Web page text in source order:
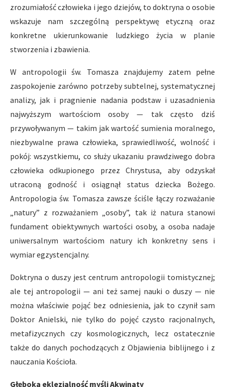
zrozumiałość człowieka i jego dziejów, to doktryna o osobie
wskazuje nam szczególną perspektywę etyczną oraz
konkretne ukierunkowanie ludzkiego życia w planie
stworzenia i zbawienia.
W antropologii św. Tomasza znajdujemy zatem pełne
zaspokojenie zarówno potrzeby subtelnej, systematycznej
analizy, jak i pragnienie nadania podstaw i uzasadnienia
najwyższym wartościom osoby — tak często dziś
przywoływanym — takim jak wartość sumienia moralnego,
niezbywalne prawa człowieka, sprawiedliwość, wolność i
pokój: wszystkiemu, co służy ukazaniu prawdziwego dobra
człowieka odkupionego przez Chrystusa, aby odzyskał
utraconą godność i osiągnął status dziecka Bożego.
Antropologia św. Tomasza zawsze ściśle łączy rozważanie
„natury” z rozważaniem „osoby”, tak iż natura stanowi
fundament obiektywnych wartości osoby, a osoba nadaje
uniwersalnym wartościom natury ich konkretny sens i
wymiar egzystencjalny.
Doktryna o duszy jest centrum antropologii tomistycznej;
ale tej antropologii — ani też samej nauki o duszy — nie
można właściwie pojąć bez odniesienia, jak to czynił sam
Doktor Anielski, nie tylko do pojęć czysto racjonalnych,
metafizycznych czy kosmologicznych, lecz ostatecznie
także do danych pochodzących z Objawienia biblijnego i z
nauczania Kościoła.
Głęboka eklezjalność myśli Akwinaty